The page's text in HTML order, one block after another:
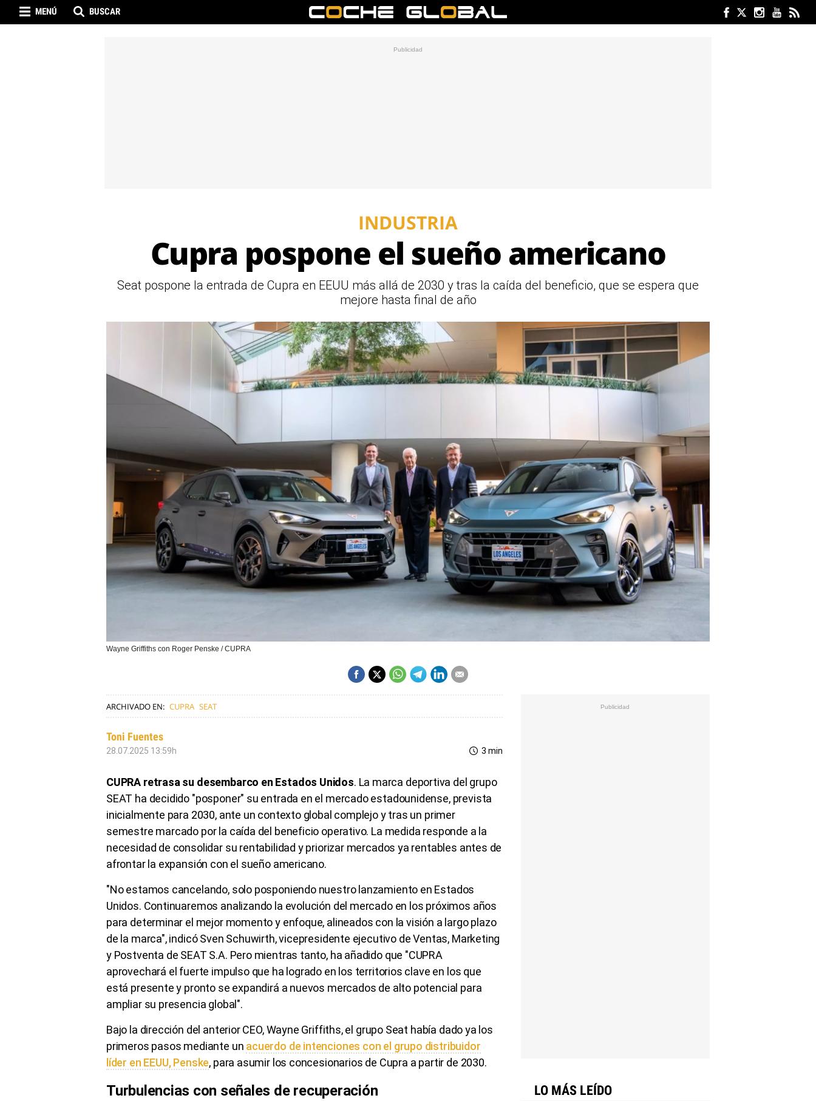
MENÚ BUSCAR
INDUSTRIA
Cupra pospone el sueño americano
Seat pospone la entrada de Cupra en EEUU más allá de 2030 y tras la caída del beneficio, que se espera que
mejore hasta final de año
Wayne Griffiths con Roger Penske / CUPRA
ARCHIVADO EN: CUPRA SEAT
Toni Fuentes
28.07.2025 13:59h 3 min
CUPRA retrasa su desembarco en Estados Unidos. La marca deportiva del grupo
SEAT ha decidido "posponer" su entrada en el mercado estadounidense, prevista
inicialmente para 2030, ante un contexto global complejo y tras un primer
semestre marcado por la caída del beneficio operativo. La medida responde a la
necesidad de consolidar su rentabilidad y priorizar mercados ya rentables antes de
afrontar la expansión con el sueño americano.
"No estamos cancelando, solo posponiendo nuestro lanzamiento en Estados
Unidos. Continuaremos analizando la evolución del mercado en los próximos años
para determinar el mejor momento y enfoque, alineados con la visión a largo plazo
de la marca", indicó Sven Schuwirth, vicepresidente ejecutivo de Ventas, Marketing
y Postventa de SEAT S.A. Pero mientras tanto, ha añadido que "CUPRA
aprovechará el fuerte impulso que ha logrado en los territorios clave en los que
está presente y pronto se expandirá a nuevos mercados de alto potencial para
ampliar su presencia global".
Bajo la dirección del anterior CEO, Wayne Griffiths, el grupo Seat había dado ya los
primeros pasos mediante un acuerdo de intenciones con el grupo distribuidor
líder en EEUU, Penske, para asumir los concesionarios de Cupra a partir de 2030.
Turbulencias con señales de recuperación LO MÁS LEÍDO